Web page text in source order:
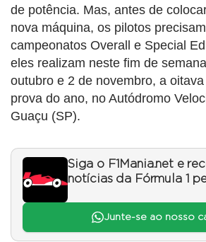
de potência. Mas, antes de
nova máquina, os pilotos
campeonatos Overall e Special
eles realizam neste fim de
outubro e 2 de novembro, a
prova do ano, no Autódromo
Guaçu (SP).
Siga o F1Mania.net e
notícias da Fórmula 1
Junte-se ao nosso